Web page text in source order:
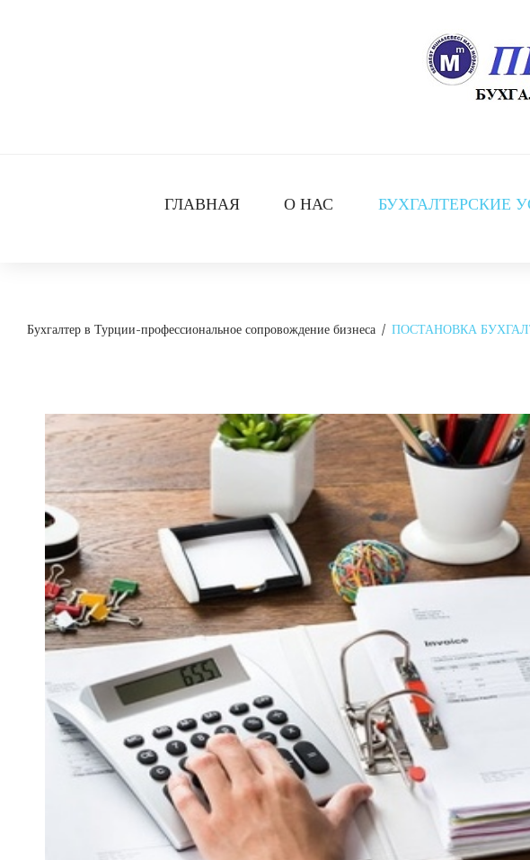
ГЛАВНАЯ О НАС БУХГАЛТЕРСКИЕ
Бухгалтер в Турции-профессиональное сопровождение бизнеса / ПОСТАНОВКА